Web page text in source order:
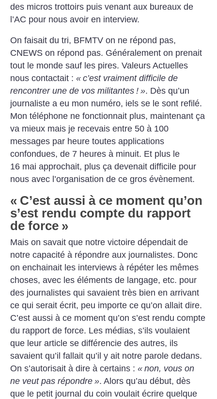
des micros trottoirs puis venant aux bureaux de
l’AC pour nous avoir en interview.
On faisait du tri, BFMTV on ne répond pas,
CNEWS on répond pas. Généralement on prenait
tout le monde sauf les pires. Valeurs Actuelles
nous contactait :« c’est vraiment difficile de
rencontrer une de vos militantes ! ». Dès qu’un
journaliste a eu mon numéro, iels se le sont refilé.
Mon téléphone ne fonctionnait plus, maintenant ça
va mieux mais je recevais entre 50 à 100
messages par heure toutes applications
confondues, de 7 heures à minuit. Et plus le
16 mai approchait, plus ça devenait difficile pour
nous avec l’organisation de ce gros évènement.
« C’est aussi à ce moment qu’on
s’est rendu compte du rapport
de force »
Mais on savait que notre victoire dépendait de
notre capacité à répondre aux journalistes. Donc
on enchainait les interviews à répéter les mêmes
choses, avec les éléments de langage, etc. pour
des journalistes qui savaient très bien en arrivant
ce qui serait écrit, peu importe ce qu’on allait dire.
C’est aussi à ce moment qu’on s’est rendu compte
du rapport de force. Les médias, s’ils voulaient
que leur article se différencie des autres, ils
savaient qu’il fallait qu’il y ait notre parole dedans.
On s’autorisait à dire à certains :« non, vous on
ne veut pas répondre ». Alors qu’au début, dès
que le petit journal du coin voulait écrire quelque